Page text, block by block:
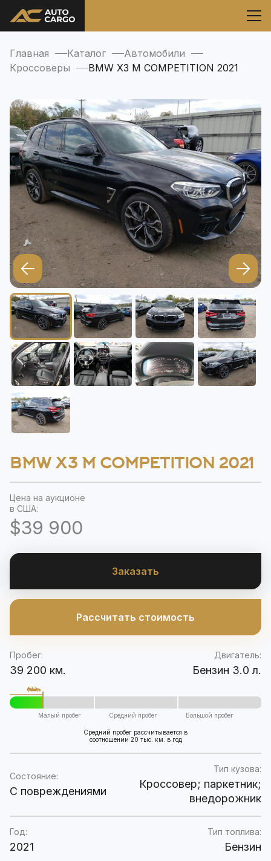
Главная Каталог
Автомобили
Кроссоверы
BMW X3 M COMPETITION 2021
BMW X3 M COMPETITION 2021
Цена на аукционе
в США:
$39 900
Заказать
Рассчитать стоимость
Пробег:
39 200 км.
Двигатель:
Бензин 3.0 л.
Малый пробег Средний пробег Большой пробег
Средний пробег рассчитывается в
соотношении 20 тыс. км. в год
Состояние:
C повреждениями
Тип кузова:
Кроссовер; паркетник;
внедорожник
Год:
2021
Тип топлива:
Бензин